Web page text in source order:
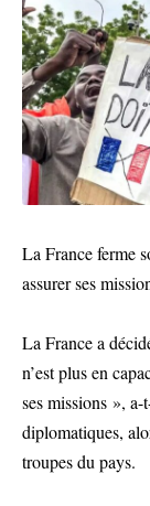
La France ferme
assurer ses
La France a
n’est plus en
ses missions »,
diplomatiques,
troupes du pays.